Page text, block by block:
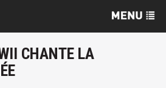
CHANTE LA